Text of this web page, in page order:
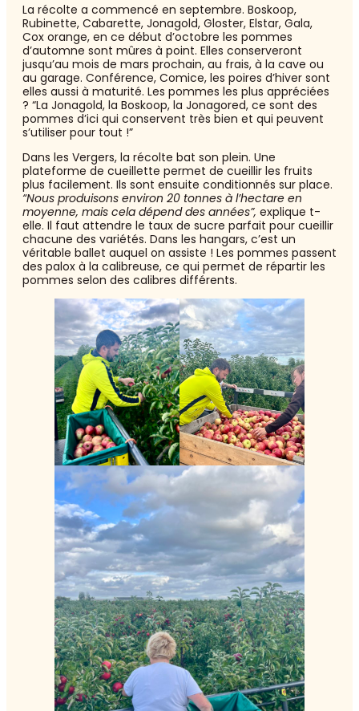
La récolte a commencé en septembre. Boskoop,
Rubinette, Cabarette, Jonagold, Gloster, Elstar, Gala,
Cox orange, en ce début d’octobre les pommes
d’automne sont mûres à point. Elles conserveront
jusqu’au mois de mars prochain, au frais, à la cave ou
au garage. Conférence, Comice, les poires d’hiver sont
elles aussi à maturité. Les pommes les plus appréciées
? “La Jonagold, la Boskoop, la Jonagored, ce sont des
pommes d’ici qui conservent très bien et qui peuvent
s’utiliser pour tout !”
Dans les Vergers, la récolte bat son plein. Une
plateforme de cueillette permet de cueillir les fruits
plus facilement. Ils sont ensuite conditionnés sur place.
“Nous produisons environ 20 tonnes à l’hectare en
moyenne, mais cela dépend des années”, explique t-
elle. Il faut attendre le taux de sucre parfait pour cueillir
chacune des variétés. Dans les hangars, c’est un
véritable ballet auquel on assiste ! Les pommes passent
des palox à la calibreuse, ce qui permet de répartir les
pommes selon des calibres différents.